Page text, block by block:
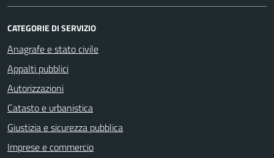
CATEGORIE DI SERVIZIO
Anagrafe e stato civile
Appalti pubblici
Autorizzazioni
Catasto e urbanistica
Giustizia e sicurezza pubblica
Imprese e commercio